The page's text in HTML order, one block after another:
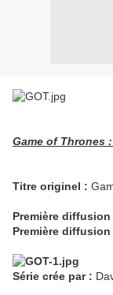
Game of Thrones
Titre originel :
Première diffusion
Première diffusion
Série crée par :